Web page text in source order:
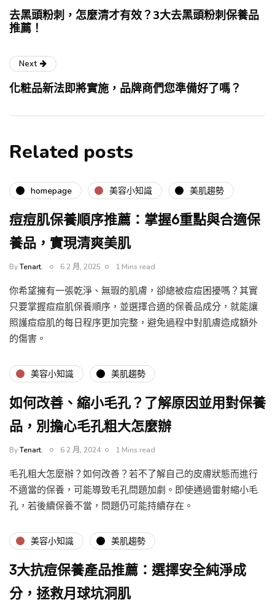
去黑頭粉刺，怎麼清才有效？3大去黑頭粉刺保養品
推薦！
Next
化粧品新法即將實施，品牌商們您準備好了嗎？
Related posts
homepage 美容小知識 美肌趨勢
痘痘肌保養順序推薦：掌握6重點與合適保
養品，實現清爽美肌
ByTenart. 6 2 月, 2025 1 Mins read
你希望擁有一張乾淨、無瑕的肌膚，卻總被痘痘困擾嗎？其實
只要掌握痘痘肌保養順序，並選擇合適的保養品成分，就能讓
照護痘痘肌的每日程序更加完整，避免過程中對肌膚造成額外
的傷害。
美容小知識 美肌趨勢
如何改善、縮小毛孔？了解原因並用對保養
品，別擔心毛孔粗大怎麼辦
ByTenart. 6 2 月, 2024 1 Mins read
毛孔粗大怎麼辦？如何改善？若不了解自己的皮膚狀態而進行
不適當的保養，可能導致毛孔問題加劇。即使通過雷射縮小毛
孔，若後續保養不當，問題仍可能持續存在。
美容小知識 美肌趨勢
3大抗痘保養產品推薦：選擇安全純淨成
分，拯救月球坑洞肌